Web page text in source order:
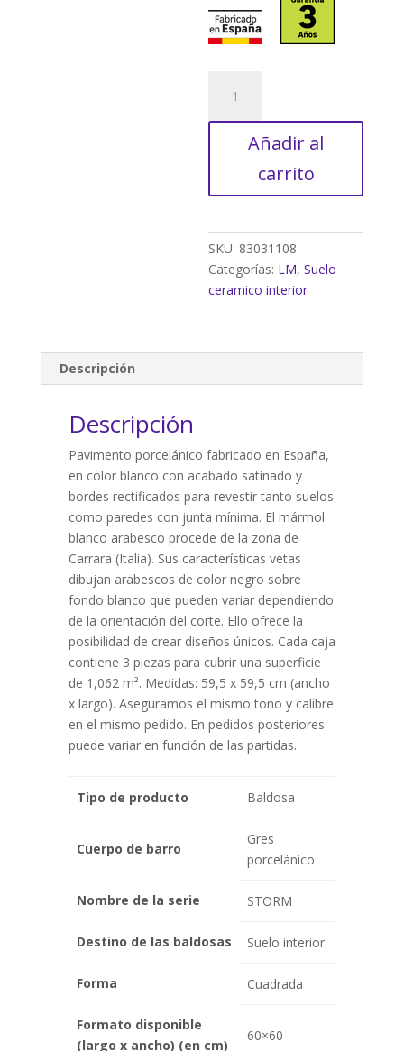
porcelánico
Storm
C1
(1,06m²)
cantidad
Añadir al
carrito
SKU: 83031108
Categorías: LM,Suelo
ceramico interior
Descripción
Descripción
Pavimento porcelánico fabricado en España,
en color blanco con acabado satinado y
bordes rectificados para revestir tanto suelos
como paredes con junta mínima. El mármol
blanco arabesco procede de la zona de
Carrara (Italia). Sus características vetas
dibujan arabescos de color negro sobre
fondo blanco que pueden variar dependiendo
de la orientación del corte. Ello ofrece la
posibilidad de crear diseños únicos. Cada caja
contiene 3 piezas para cubrir una superficie
de 1,062 m². Medidas: 59,5 x 59,5 cm (ancho
x largo). Aseguramos el mismo tono y calibre
en el mismo pedido. En pedidos posteriores
puede variar en función de las partidas.
Tipo de producto Baldosa
Cuerpo de barro
Gres
porcelánico
Nombre de la serie STORM
Destino de las baldosas Suelo interior
Forma Cuadrada
Formato disponible
(largo x ancho) (en cm)
60×60